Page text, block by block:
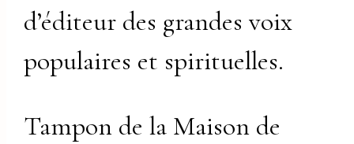
d’éditeur des grandes voix
populaires et spirituelles.
Tampon de la Maison de